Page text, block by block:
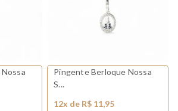
Pingente Berloque Nossa
S...
12x de R$ 11,95